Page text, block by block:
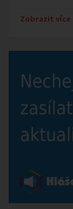
Zobrazit více